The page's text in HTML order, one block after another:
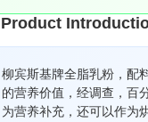
Product
柳宾斯基牌全脂乳粉，配
的营养价值，经调查，百
为营养补充，还可以作为